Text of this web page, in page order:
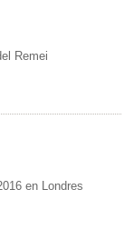
Remei
en Londres